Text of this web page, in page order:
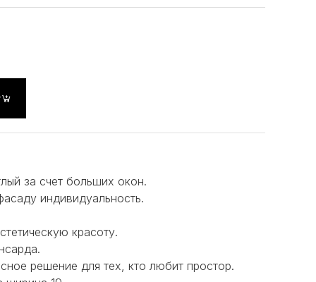
за счет больших окон.
индивидуальность.
красоту.
решение для тех, кто любит простор.